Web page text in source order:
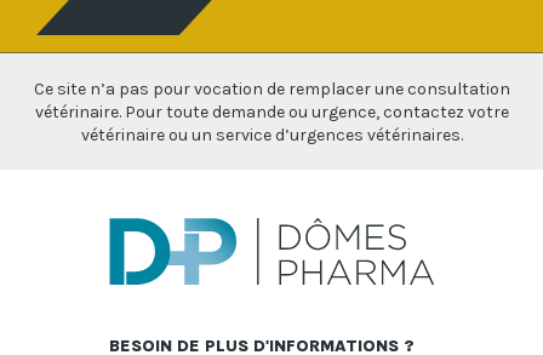
Ce site n’a pas pour vocation de remplacer une consultation
vétérinaire. Pour toute demande ou urgence, contactez votre
vétérinaire ou un service d’urgences vétérinaires.
BESOIN DE PLUS D'INFORMATIONS ?